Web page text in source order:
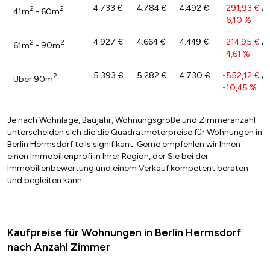
41m2 - 60m2 4.733 € 4.784 € 4.492 € -291,93 € /
-6,10 %
61m2 - 90m2 4.927 € 4.664 € 4.449 € -214,95 € /
-4,61 %
Über 90m2 5.393 € 5.282 € 4.730 € -552,12 € /
-10,45 %
Je nach Wohnlage, Baujahr, Wohnungsgröße und Zimmeranzahl
unterscheiden sich die die Quadratmeterpreise für Wohnungen in
Berlin Hermsdorf teils signifikant. Gerne empfehlen wir Ihnen
einen Immobilienprofi in Ihrer Region, der Sie bei der
Immobilienbewertung und einem Verkauf kompetent beraten
und begleiten kann.
Kaufpreise für Wohnungen in Berlin Hermsdorf
nach Anzahl Zimmer